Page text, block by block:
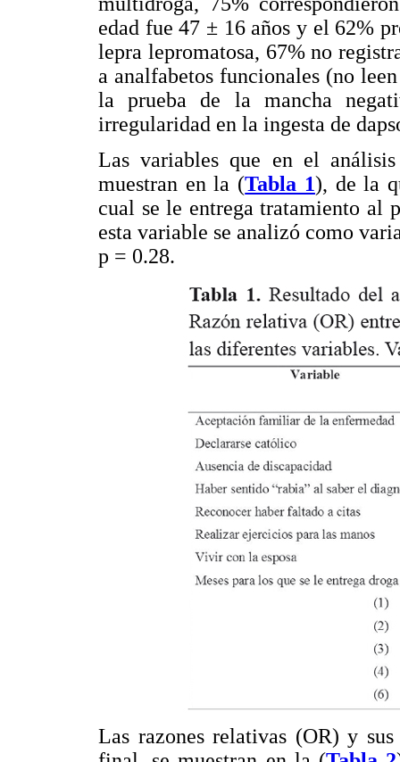
edad fue 47 ± 16 años y el 62%
lepra lepromatosa, 67% no
a analfabetos funcionales (no
la prueba de la mancha
irregularidad en la ingesta de
Las variables que en el
muestran en la (Tabla 1), de la
cual se le entrega tratamiento al
esta variable se analizó como
p = 0.28.
Las razones relativas (OR) y